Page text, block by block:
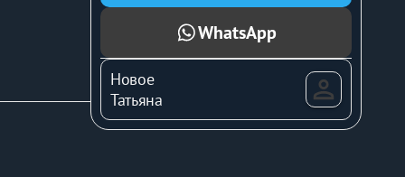
арт-
WhatsApp
Новое
Татьяна